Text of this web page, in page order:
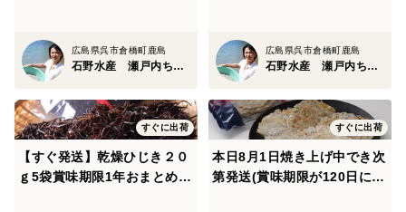
今まで通り
うちのひじきで
かさましなし、ギュッとおいしく詰め込みつくりました
＊＊＊＊＊＊＊＊＊＊＊＊＊＊＊＊＊＊＊＊＊
広島県呉市倉橋町鹿島
石野水産 瀬戸内ちりめん ひじき
広島県呉市倉橋町鹿島
石野水産 瀬戸内ちりめん ひじき
すぐに出荷
【すぐ発送】乾燥ひじき２０
ｇ5袋賞味期限1年おまとめＯ
すぐに出荷
本日8月1日焼き上げ中でき次
第発送(賞味期限が120日に】